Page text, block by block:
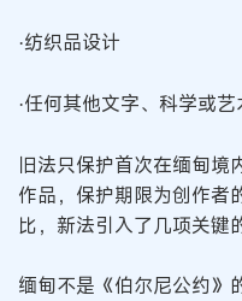
·纺织品设计
·任何其他文字、科学或
旧法只保护首次在缅甸境
作品，保护期限为创作者
比，新法引入了几项关键
缅甸不是《伯尔尼公约》